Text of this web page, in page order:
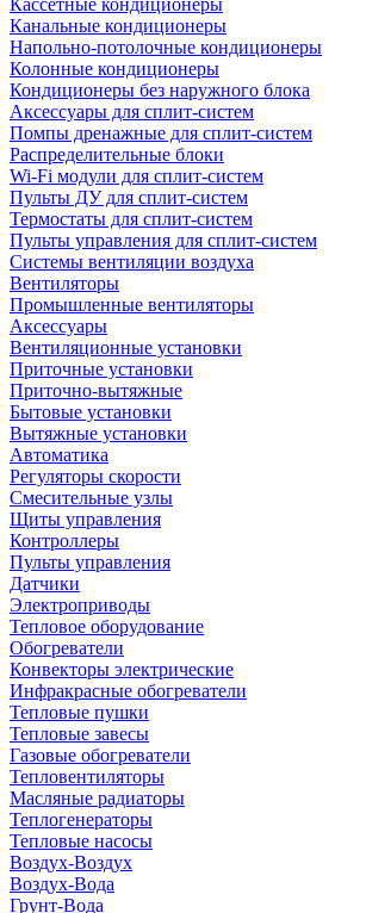
Кассетные кондиционеры
Канальные кондиционеры
Напольно-потолочные кондиционеры
Колонные кондиционеры
Кондиционеры без наружного блока
Аксессуары для сплит-систем
Помпы дренажные для сплит-систем
Распределительные блоки
Wi-Fi модули для сплит-систем
Пульты ДУ для сплит-систем
Термостаты для сплит-систем
Пульты управления для сплит-систем
Системы вентиляции воздуха
Вентиляторы
Промышленные вентиляторы
Аксессуары
Вентиляционные установки
Приточные установки
Приточно-вытяжные
Бытовые установки
Вытяжные установки
Автоматика
Регуляторы скорости
Смесительные узлы
Щиты управления
Контроллеры
Пульты управления
Датчики
Электроприводы
Тепловое оборудование
Обогреватели
Конвекторы электрические
Инфракрасные обогреватели
Тепловые пушки
Тепловые завесы
Газовые обогреватели
Тепловентиляторы
Масляные радиаторы
Теплогенераторы
Тепловые насосы
Воздух-Воздух
Воздух-Вода
Грунт-Вода